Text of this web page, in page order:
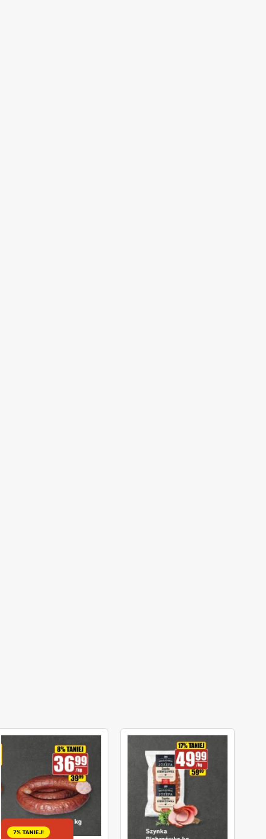
7% TANIEJ!